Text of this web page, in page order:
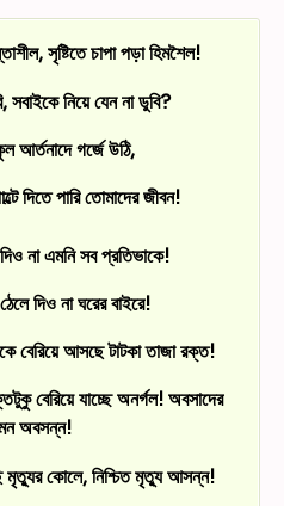
সৃষ্টিতে চাপা পড়া হিমশৈল!
নিয়ে যেন না ডুবি?
আর্তনাদে গর্জে উঠি,
দিতে পারি তোমাদের জীবন!
না এমনি সব প্রতিভাকে!
দিও না ঘরের বাইরে!
বেরিয়ে আসছে টাটকা তাজা রক্ত!
বেরিয়ে যাচ্ছে অনর্গল! অবসাদের
অবসন্ন!
মৃত্যুর কোলে, নিশ্চিত মৃত্যু আসন্ন!